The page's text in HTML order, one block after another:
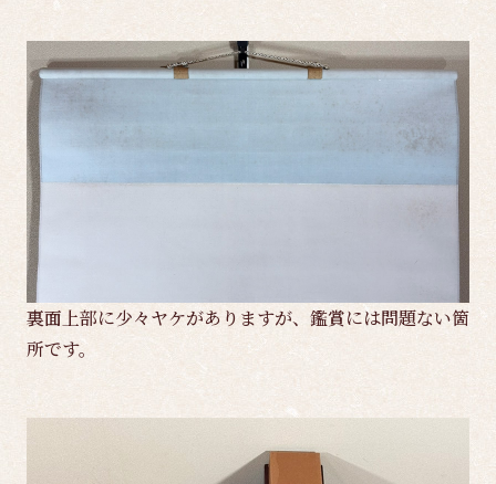
裏面上部に少々ヤケがありますが、鑑賞には問題ない箇
所です。